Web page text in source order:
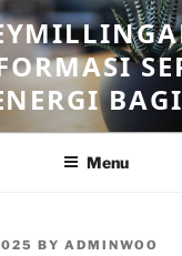
Menu
BY ADMINWOO